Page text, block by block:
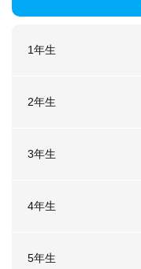
1年生
2年生
3年生
4年生
5年生